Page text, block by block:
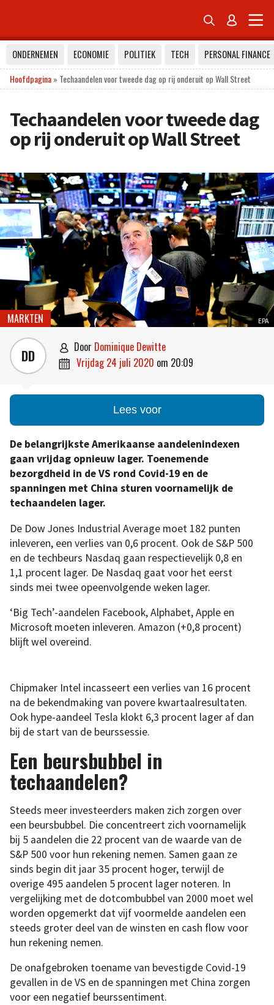
 
ONDERNEMEN ECONOMIE POLITIEK TECH
PERSONAL FINANCE
Hoofdpagina» Techaandelen voor tweede dag op rij onderuit op Wall Street
Techaandelen voor tweede dag
op rij onderuit op Wall Street
EPA
MARKTEN
DD  door Dominique Dewitte
 vrijdag 24 juli 2020 om 20:09
Lees voor
De belangrijkste Amerikaanse aandelenindexen
gaan vrijdag opnieuw lager. Toenemende
bezorgdheid in de VS rond Covid-19 en de
spanningen met China sturen voornamelijk de
techaandelen lager.
De Dow Jones Industrial Average moet 182 punten
inleveren, een verlies van 0,6 procent. Ook de S&P 500
en de techbeurs Nasdaq gaan respectievelijk 0,8 en
1,1 procent lager. De Nasdaq gaat voor het eerst
sinds mei twee opeenvolgende weken lager.
‘Big Tech’-aandelen Facebook, Alphabet, Apple en
Microsoft moeten inleveren. Amazon (+0,8 procent)
blijft wel overeind.
Chipmaker Intel incasseert een verlies van 16 procent
na de bekendmaking van povere kwartaalresultaten.
Ook hype-aandeel Tesla klokt 6,3 procent lager af dan
bij de start van de beurssessie.
Een beursbubbel in
techaandelen?
Steeds meer investeerders maken zich zorgen over
een beursbubbel. Die concentreert zich voornamelijk
bij 5 aandelen die 22 procent van de waarde van de
S&P 500 voor hun rekening nemen. Samen gaan ze
sinds begin dit jaar 35 procent hoger, terwijl de
overige 495 aandelen 5 procent lager noteren. In
vergelijking met de dotcombubbel van 2000 moet wel
worden opgemerkt dat vijf voormelde aandelen een
steeds groter deel van de winsten en cash flow voor
hun rekening nemen.
De onafgebroken toename van bevestigde Covid-19
gevallen in de VS en de spanningen met China zorgen
voor een negatief beurssentiment.